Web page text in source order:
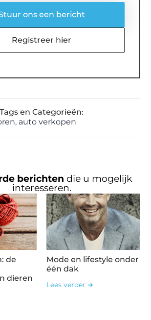
ons een bericht
Registreer hier
Tags en Categorieën:
, auto verkopen
berichten die u mogelijk
interesseren.
de
dieren
Mode en lifestyle onder
één dak
Lees verder ➜